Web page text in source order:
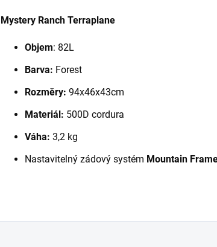
Mystery Ranch Terraplane
Objem: 82L
Barva: Forest
Rozměry: 94x46x43cm
Materiál: 500D cordura
Váha: 3,2 kg
Nastavitelný zádový systém Mountain